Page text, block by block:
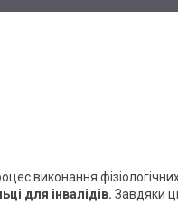
виконання
для інвалідів. Завдяки